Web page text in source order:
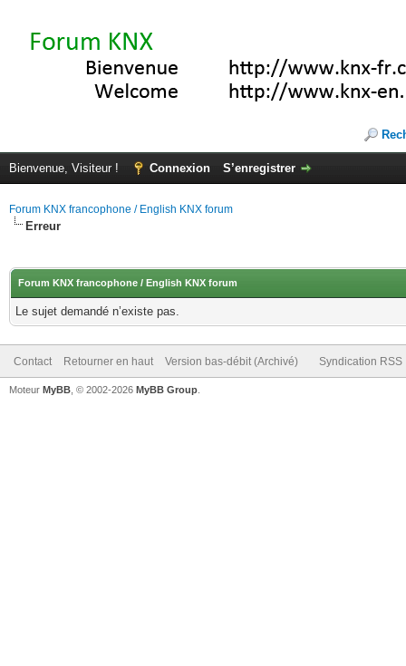
Bienvenue, Visiteur ! Connexion S’enregistrer
Forum KNX francophone / English KNX forum
Erreur
Forum KNX francophone / English KNX forum
Le sujet demandé n’existe pas.
Contact Retourner en haut Version bas-débit (Archivé) Syndication RSS
Moteur MyBB , © 2002-2026 MyBB Group